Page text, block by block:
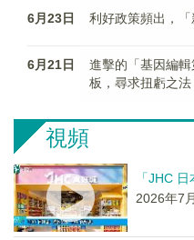
6月23日 利好政策頻出，
6月21日
進擊的「基因編
板，尋求扭虧之法
視頻
「JHC
2026年7